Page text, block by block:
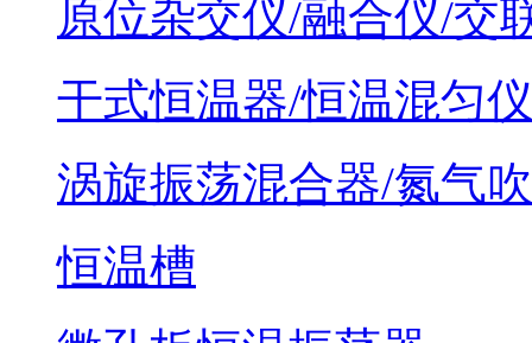
原位杂交仪/融合仪/交
干式恒温器/恒温混匀仪
涡旋振荡混合器/氮气
恒温槽